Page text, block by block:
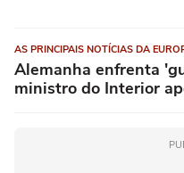
AS PRINCIPAIS NOTÍCIAS DA
Alemanha enfrenta
ministro do Interior